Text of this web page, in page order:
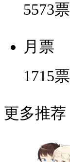
5573票
月票
1715票
更多推荐